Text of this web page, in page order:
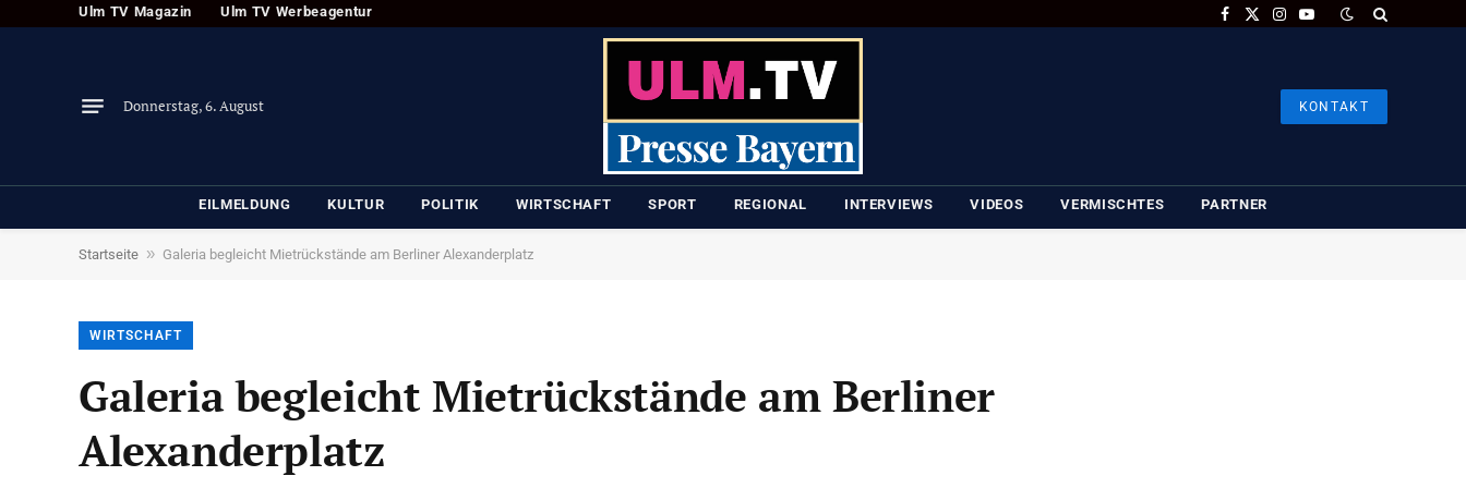
Ulm TV Magazin Ulm TV Werbeagentur
Facebook
X
Instagram
YouTube
Donnerstag, 6. August KONTAKT
EILMELDUNG KULTUR POLITIK WIRTSCHAFT SPORT REGIONAL INTERVIEWS VIDEOS VERMISCHTES PARTNER
Startseite » Galeria begleicht Mietrückstände am Berliner Alexanderplatz
WIRTSCHAFT
Galeria begleicht Mietrückstände am Berliner
Alexanderplatz